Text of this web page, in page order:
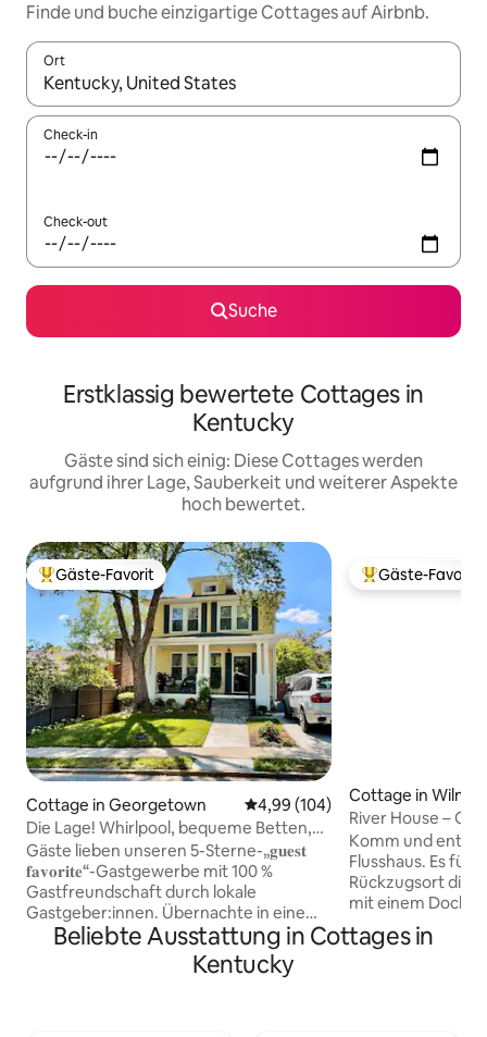
Finde und buche einzigartige Cottages auf Airbnb.
Ort
Wenn Ergebnisse verfügbar sind, navigiere mit den
Check-in
Check-out
Suche
Erstklassig bewertete Cottages in
Kentucky
Gäste sind sich einig: Diese Cottages werden
aufgrund ihrer Lage, Sauberkeit und weiterer Aspekte
hoch bewertet.
Beliebter Gäste-Favorit.
Gäste-Favorit
Cottage in Georgetown Durchschnittliche Bewertung:
4,99 (104)
Die Lage! Whirlpool, bequeme Betten,
Fußweg zur Main Street.
Gäste lieben unseren 5-Sterne-„𝐠𝐮𝐞𝐬𝐭
𝐟𝐚𝐯𝐨𝐫𝐢𝐭𝐞“-Gastgewerbe mit 100 %
Gastfreundschaft durch lokale
Gastgeber:innen. Übernachte in einem
„American Four Square“-Ferienhaus aus
den 1920er-Jahren im reizendsten Teil
der Innenstadt von Georgetown!
Beliebter Gäste-
Gäste-Favorit
Cottage in
River House –
Kentucky River &
Komm und
Flusshaus. Es
Rückzugsort
mit einem Dock
einfachen
gemütliches
Beliebte Ausstattung in Cottages in
Kentucky